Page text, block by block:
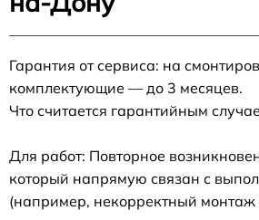
Гарантия от сервиса: на
комплектующие — до 3 месяцев.
Что считается гарантийным
Для работ: Повторное
который напрямую связан с
(например, некорректный монтаж